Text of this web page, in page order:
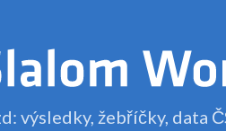
výsledky, žebříčky, data